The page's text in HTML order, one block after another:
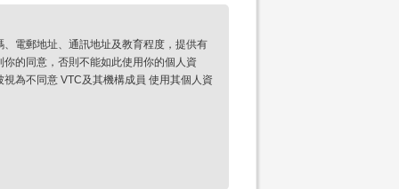
電郵地址、通訊地址及教育程度，提供有
的同意，否則不能如此使用你的個人資
為不同意 VTC及其機構成員 使用其個人資